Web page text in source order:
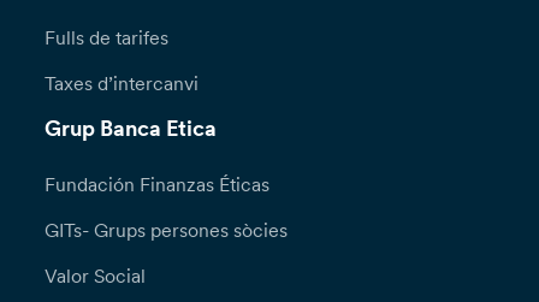
Fulls de tarifes
Taxes d’intercanvi
Grup Banca Etica
Fundación Finanzas Éticas
GITs- Grups persones sòcies
Valor Social